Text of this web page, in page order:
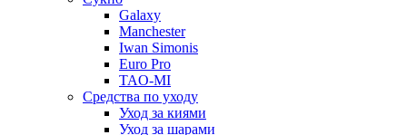
Galaxy
Manchester
Iwan Simonis
Euro Pro
TAO-MI
Средства по уходу
Уход за киями
Уход за шарами